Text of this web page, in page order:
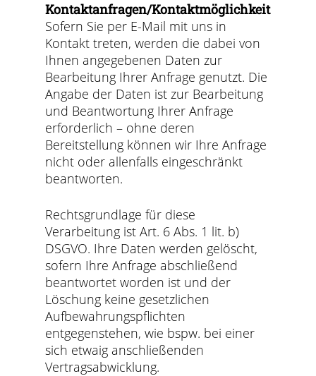
Kontaktanfragen/Kontaktmöglichkeit
Sofern Sie per E-Mail mit uns in
Kontakt treten, werden die dabei von
Ihnen angegebenen Daten zur
Bearbeitung Ihrer Anfrage genutzt. Die
Angabe der Daten ist zur Bearbeitung
und Beantwortung Ihrer Anfrage
erforderlich – ohne deren
Bereitstellung können wir Ihre Anfrage
nicht oder allenfalls eingeschränkt
beantworten.
Rechtsgrundlage für diese
Verarbeitung ist Art. 6 Abs. 1 lit. b)
DSGVO. Ihre Daten werden gelöscht,
sofern Ihre Anfrage abschließend
beantwortet worden ist und der
Löschung keine gesetzlichen
Aufbewahrungspflichten
entgegenstehen, wie bspw. bei einer
sich etwaig anschließenden
Vertragsabwicklung.